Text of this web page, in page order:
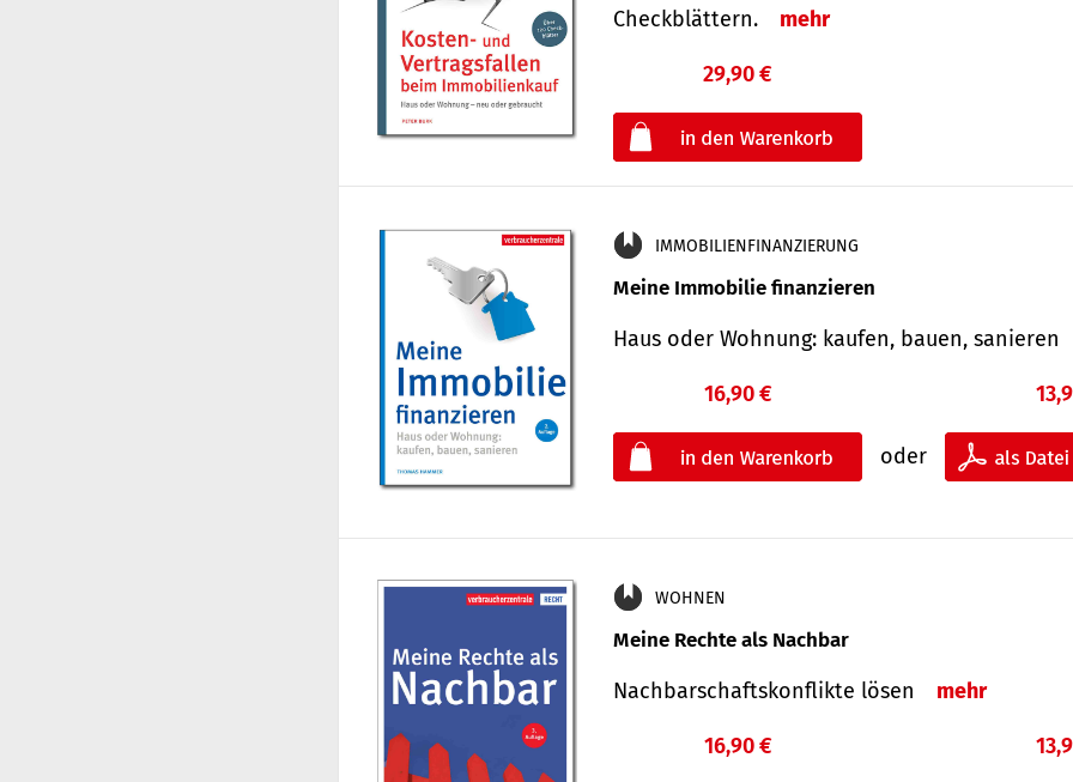
Check­blättern.
mehr
29,90 €
IMMOBILIENFINANZIERUNG
Meine Immobilie finanzieren
Haus oder Wohnung: kaufen, bauen, sanieren
16,90 €
oder
WOHNEN
Meine Rechte als Nachbar
Nach­bar­schafts­konflikte lösen mehr
16,90 €